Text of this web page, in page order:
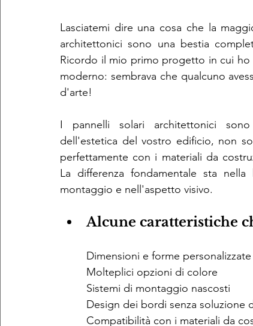
Lasciatemi dire una cosa che la
architettonici sono una bestia
Ricordo il mio primo progetto in cui ho
moderno: sembrava che qualcuno
d'arte!
I pannelli solari architettonici
dell'estetica del vostro edificio, non
perfettamente con i materiali da
La differenza fondamentale sta
montaggio e nell'aspetto visivo.
Alcune caratteristiche
Dimensioni e forme personalizzate
Molteplici opzioni di colore
Sistemi di montaggio nascosti
Design dei bordi senza soluzione
Compatibilità con i materiali da